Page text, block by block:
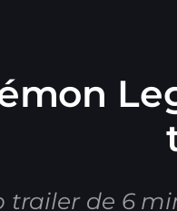
trailer de 6